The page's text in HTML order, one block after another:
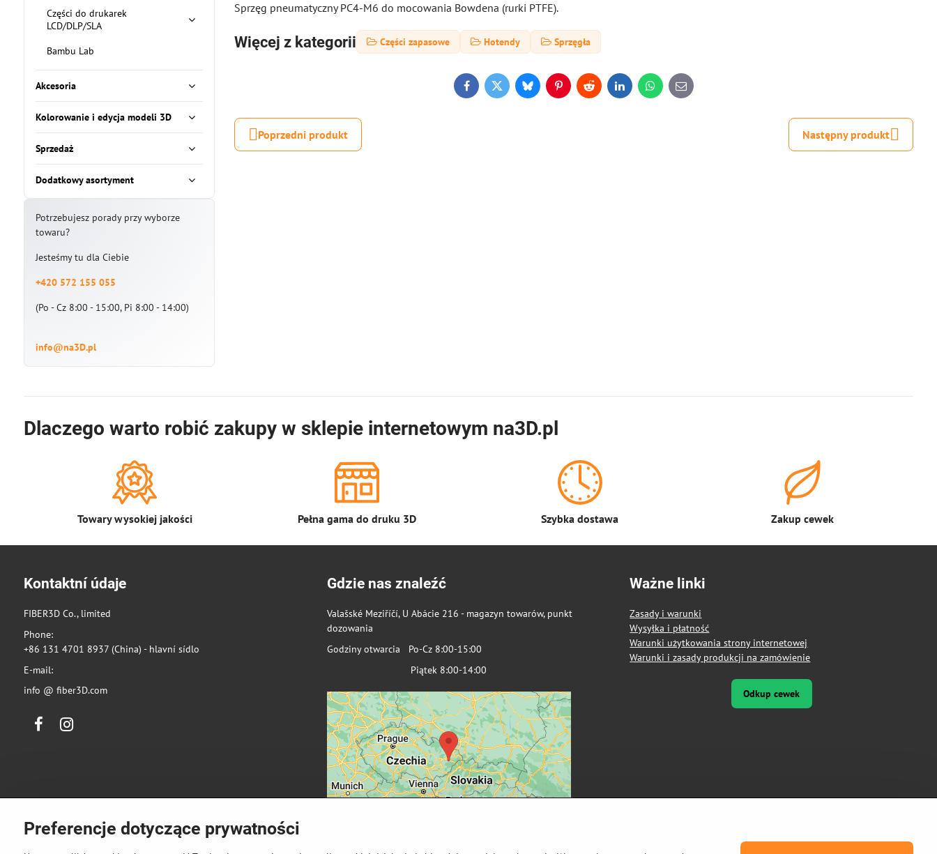
Sprzęg pneumatyczny PC4-M6 do mocowania Bowdena (rurki PTFE).
Więcej z kategorii Części zapasowe Hotendy Sprzęgła
FacebookTwitterBlueskyPinterestRedditLinkedInWhatsApp
E-
mail
Poprzedni produkt Następny produkt
Części do drukarek
LCD/DLP/SLA
Bambu Lab
Akcesoria
Kolorowanie i edycja modeli 3D
Sprzedaż
Dodatkowy asortyment
Potrzebujesz porady przy wyborze
towaru?
Jesteśmy tu dla Ciebie
+420 572 155 055
(Po - Cz 8:00 - 15:00, Pi 8:00 - 14:00)
info@na3D.pl
Dlaczego warto robić zakupy w sklepie internetowym na3D.pl
Towary wysokiej jakości Pełna gama do druku 3D Szybka dostawa Zakup cewek
Kontaktní údaje
FIBER3D Co., limited
Phone:
+86 131 4701 8937 (China) - hlavní sídlo
E-mail:
info @ fiber3D.com
FacebookInstagram
Gdzie nas znaleźć
Valašské Meziříčí, U Abácie 216 - magazyn towarów, punkt
dozowania
Godziny otwarcia Po-Cz 8:00-15:00
Piątek 8:00-14:00
Ważne linki
Zasady i warunki
Wysyłka i płatność
Warunki użytkowania strony internetowej
Warunki i zasady produkcji na zamówienie
Odkup cewek
Preferencje dotyczące prywatności